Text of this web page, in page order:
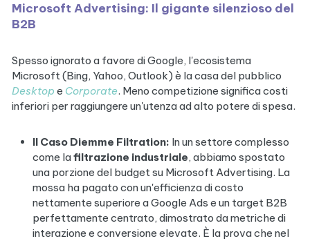
Microsoft Advertising: Il gigante silenzioso del
B2B
Spesso ignorato a favore di Google, l'ecosistema
Microsoft (Bing, Yahoo, Outlook) è la casa del pubblico
Desktop e Corporate. Meno competizione significa costi
inferiori per raggiungere un'utenza ad alto potere di spesa.
Il Caso Diemme Filtration: In un settore complesso
come lafiltrazione industriale, abbiamo spostato
una porzione del budget su Microsoft Advertising. La
mossa ha pagato con un'efficienza di costo
nettamente superiore a Google Ads e un target B2B
perfettamente centrato, dimostrato da metriche di
interazione e conversione elevate. È la prova che nel